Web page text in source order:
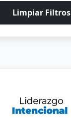
Limpiar Filtros